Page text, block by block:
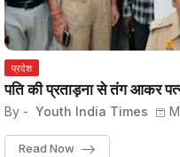
प्रदेश
पति की प्रताड़ना से तंग आकर
By - Youth India Times
Read Now